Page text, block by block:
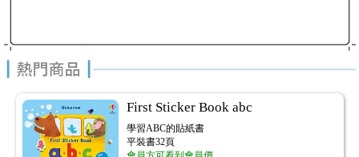
First Sticker Book abc
學習ABC的貼紙書
平裝書32頁